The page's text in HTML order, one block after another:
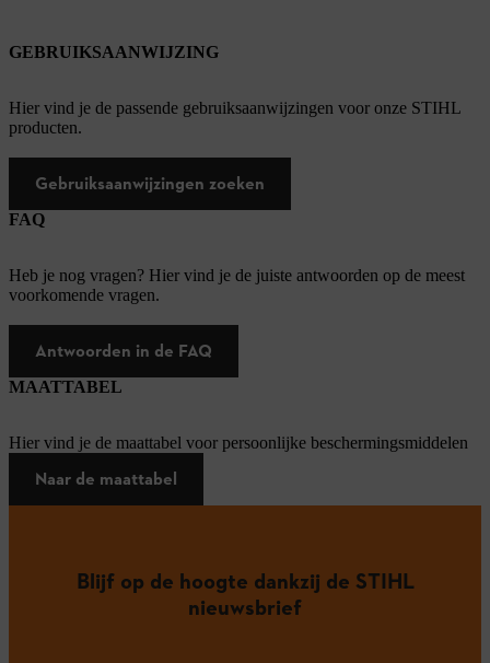
GEBRUIKSAANWIJZING
Hier vind je de passende gebruiksaanwijzingen voor onze STIHL
producten.
Gebruiksaanwijzingen zoeken
FAQ
Heb je nog vragen? Hier vind je de juiste antwoorden op de meest
voorkomende vragen.
Antwoorden in de FAQ
MAATTABEL
Hier vind je de maattabel voor persoonlijke beschermingsmiddelen
Naar de maattabel
Blijf op de hoogte dankzij de STIHL
nieuwsbrief